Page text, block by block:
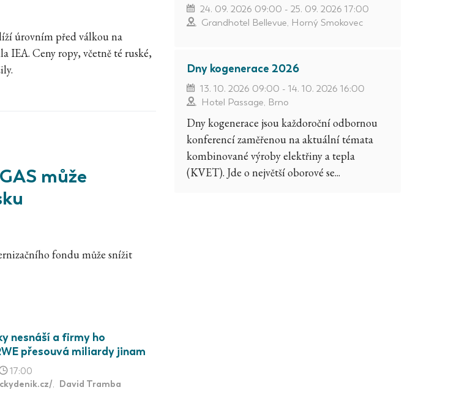
úrovním před válkou na
IEA. Ceny ropy, včetně té ruské,
může
fondu může snížit
nesnáší a firmy ho
přesouvá miliardy jinam
17:00
, David Tramba
24. 09. 2026 09:00 - 25. 09. 2026 17:00
Grandhotel Bellevue, Horný Smokovec
Dny kogenerace 2026
13. 10. 2026 09:00 - 14. 10. 2026 16:00
Hotel Passage, Brno
Dny kogenerace jsou každoroční odbornou
konferencí zaměřenou na aktuální témata
kombinované výroby elektřiny a tepla
(KVET). Jde o největší oborové se...